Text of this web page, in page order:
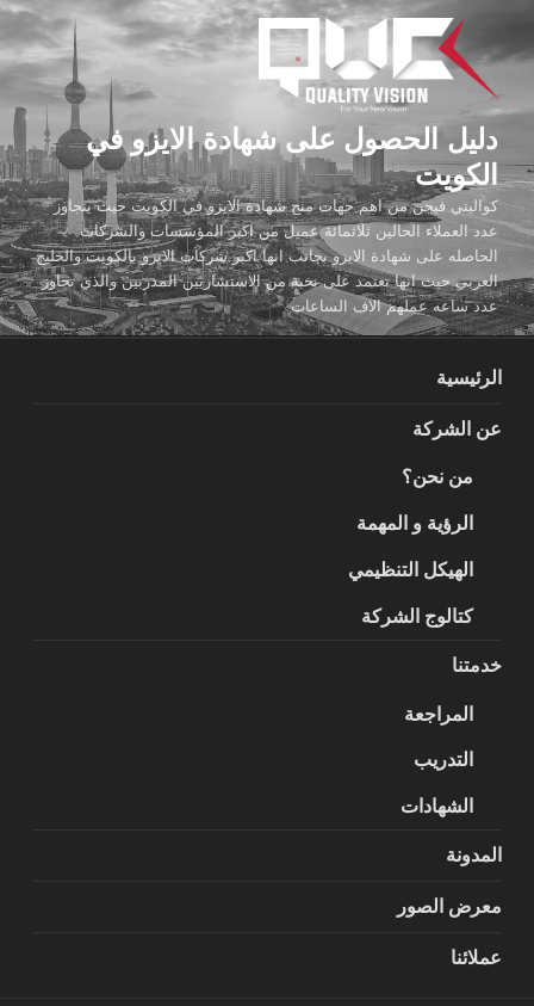
المحتوى
دليل الحصول على شهادة الايزو في
الكويت
كواليتي فيجن من اهم جهات منح شهادة الايزو في الكويت حيث يتجاوز
عدد العملاء الحالين ثلاثمائة عميل من اكبر المؤسسات والشركات
الحاصله على شهادة الايزو بجانب انها اكبر شركات الايزو بالكويت والخليج
العربي حيث انها تعتمد على نخبة من الاستشاريين المدربين والذي تجاوز
عدد ساعه عملهم الاف الساعات
الرئيسية
عن الشركة
من نحن؟
الرؤية و المهمة
الهيكل التنظيمي
كتالوج الشركة
خدمتنا
المراجعة
التدريب
الشهادات
المدونة
معرض الصور
عملائنا